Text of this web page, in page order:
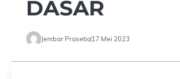
DASAR
Jembar Prasetia 17 Mei 2023